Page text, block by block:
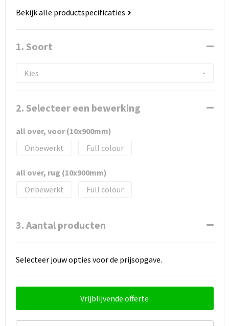
Bekijk alle productspecificaties
1. Soort
2. Selecteer een bewerking
all over, voor (10x900mm)
Onbewerkt
Full colour
all over, rug (10x900mm)
Onbewerkt
Full colour
3. Aantal producten
Selecteer jouw opties voor de prijsopgave.
Vrijblijvende offerte